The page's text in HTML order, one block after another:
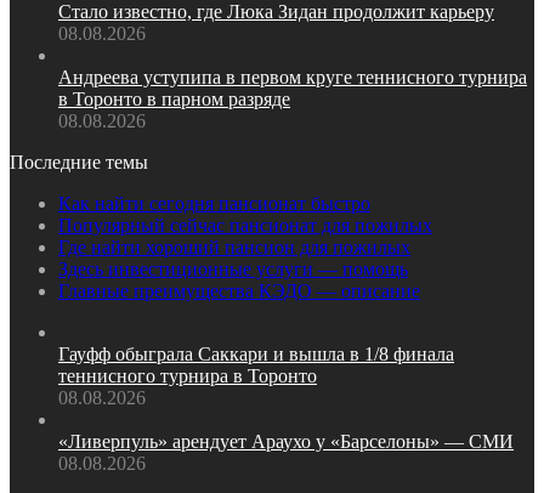
Стало известно, где Люка Зидан продолжит карьеру
08.08.2026
Андреева уступипа в первом круге теннисного турнира
в Торонто в парном разряде
08.08.2026
Последние темы
Как найти сегодня пансионат быстро
Популярный сейчас пансионат для пожилых
Где найти хороший пансион для пожилых
Здесь инвестиционные услуги — помощь
Главные преимущества КЭДО — описание
Гауфф обыграла Саккари и вышла в 1/8 финала
теннисного турнира в Торонто
08.08.2026
«Ливерпуль» арендует Араухо у «Барселоны» — СМИ
08.08.2026